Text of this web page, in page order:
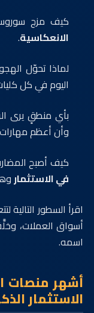
كيف مزج سوروس
الانعكاسية.
لماذا تحوّل
اليوم في كل
بأي منطقٍ يرى
وأن أعظم
كيف أصبح
في الاستثمار
اقرأ السطور التالية
أسواق العملات،
اسمه.
أشهر منصات
الاستثمار